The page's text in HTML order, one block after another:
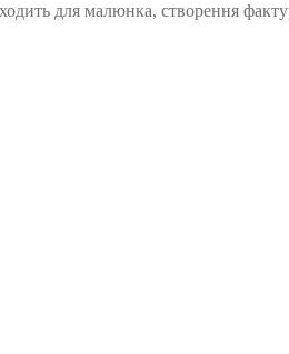
для малюнка, створення